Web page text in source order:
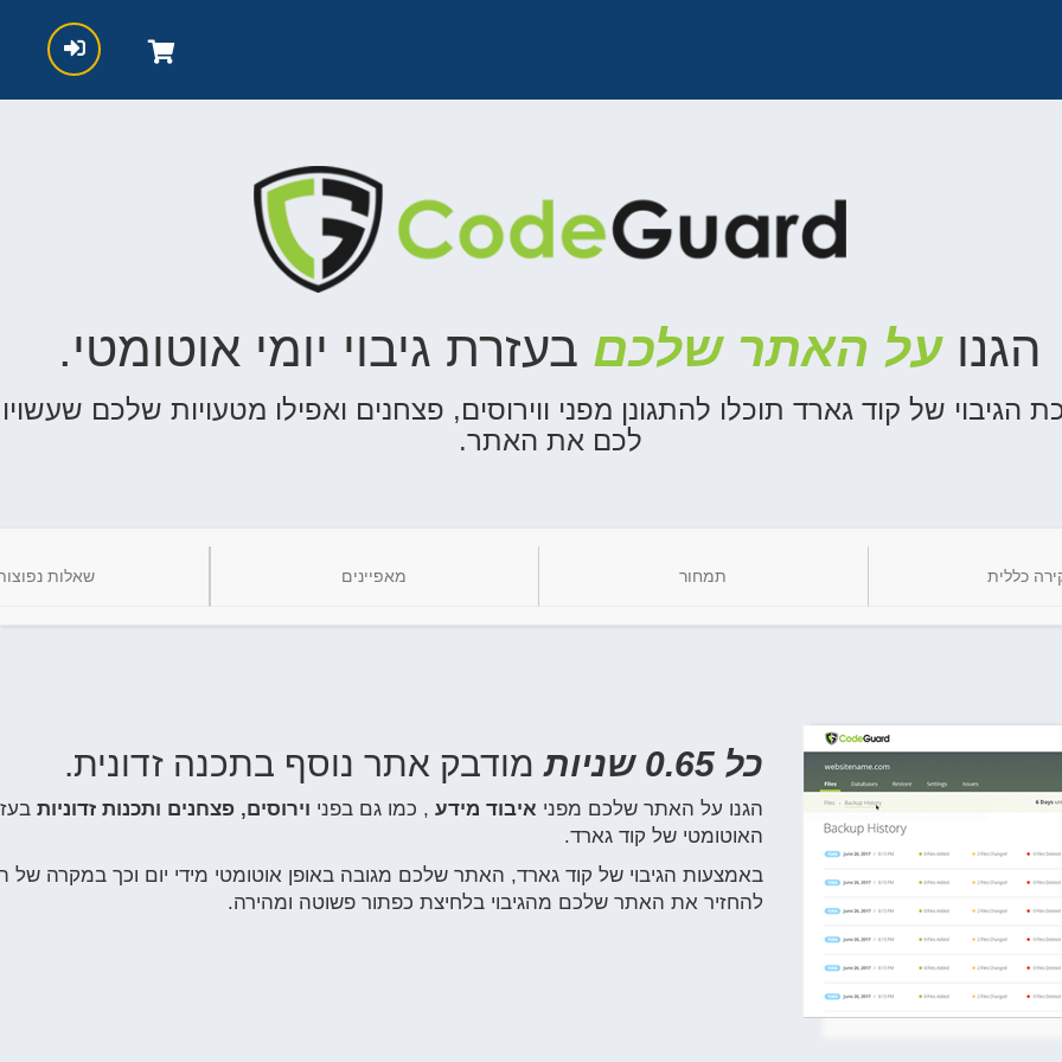
הגנועל האתר שלכם בעזרת גיבוי יומי אוטומטי.
הגיבוי של קוד גארד תוכלו להתגונן מפני ווירוסים, פצחנים ואפילו מטעויות שלכם
לכם את האתר.
כללית תמחור מאפיינים שאלות
כל 0.65 שניות מודבק אתר נוסף בתכנה זדונית.
הגנו על האתר שלכם מפני איבוד מידע , כמו גם בפני וירוסים, פצחנים ותכנות זדוניות
האוטומטי של קוד גארד.
באמצעות הגיבוי של קוד גארד, האתר שלכם מגובה באופן אוטומטי מידי יום וכך במקרה של
להחזיר את האתר שלכם מהגיבוי בלחיצת כפתור פשוטה ומהירה.